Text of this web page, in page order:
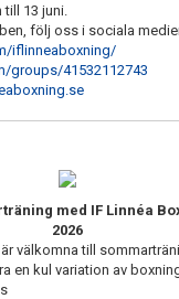
13 juni.
följ oss i sociala
iflinneaboxning/
groups/41532112743
med IF Linnéa
2026
välkomna till
en kul variation av